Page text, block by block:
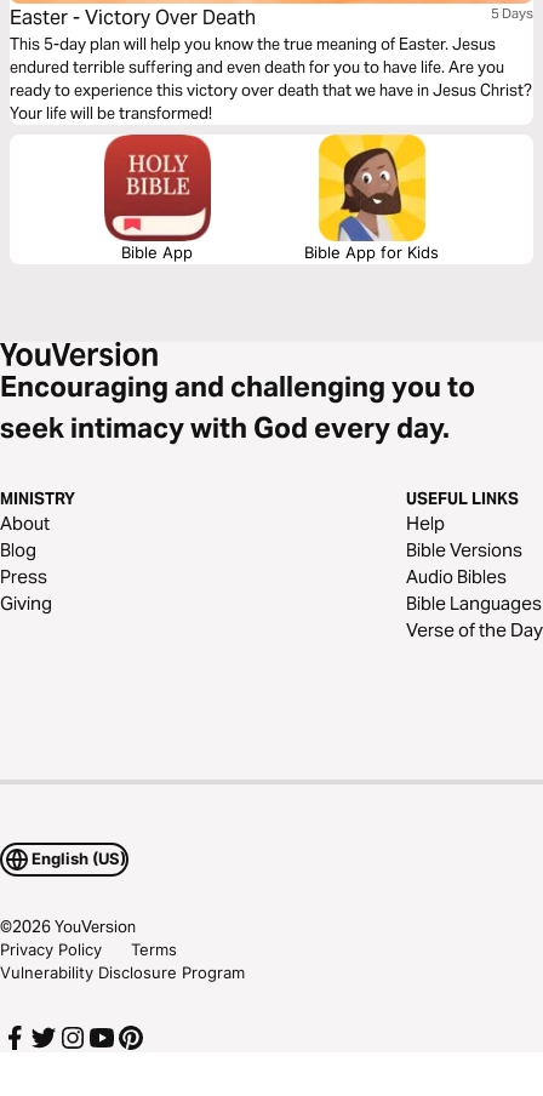
Easter - Victory Over Death 5 Days
This 5-day plan will help you know the true meaning of Easter. Jesus
endured terrible suffering and even death for you to have life. Are you
ready to experience this victory over death that we have in Jesus Christ?
Your life will be transformed!
Bible App Bible App for Kids
Encouraging and challenging you to
seek intimacy with God every day.
MINISTRY
About
Blog
Press
Giving
USEFUL LINKS
Help
Bible Versions
Audio Bibles
Bible Languages
Verse of the Day
English (US)
©2026YouVersion
Privacy Policy
Terms
Vulnerability Disclosure Program